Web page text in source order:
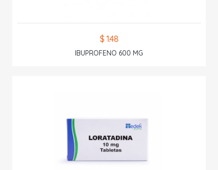
$ 1.48
IBUPROFENO 600 MG